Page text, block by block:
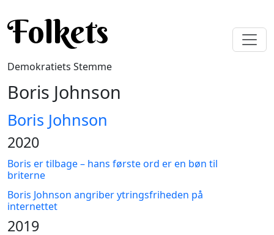
Folkets
Demokratiets Stemme
Boris Johnson
Boris Johnson
2020
Boris er tilbage – hans første ord er en bøn til
briterne
Boris Johnson angriber ytringsfriheden på
internettet
2019